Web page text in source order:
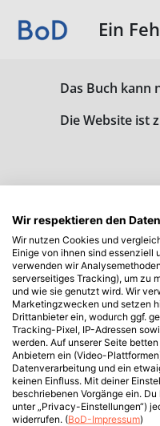
Ein
Das Buch kann
Die Website ist
Wir respektieren den
Wir nutzen Cookies und
Einige von ihnen sind essenziell
verwenden wir
serverseitiges Tracking), um zu
und wie sie genutzt wird. Wir
Marketingzwecken und setzen
Drittanbieter ein, wodurch ggf.
Tracking-Pixel, IP-Adressen
werden. Auf unserer Seite
Anbietern ein (Video-
Datenverarbeitung und ein
keinen Einfluss. Mit deiner
beschriebenen Vorgänge ein.
unter „Privacy-Einstellungen“)
widerrufen. (BoD-Impressum)